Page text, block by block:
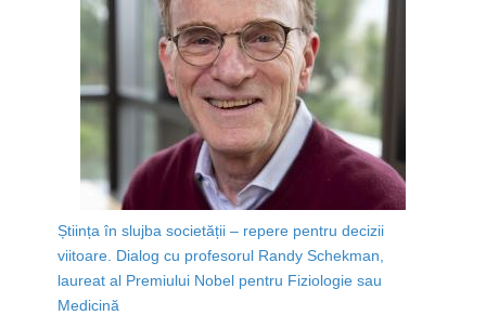
Știința în slujba societății – repere pentru decizii
viitoare. Dialog cu profesorul Randy Schekman,
laureat al Premiului Nobel pentru Fiziologie sau
Medicină